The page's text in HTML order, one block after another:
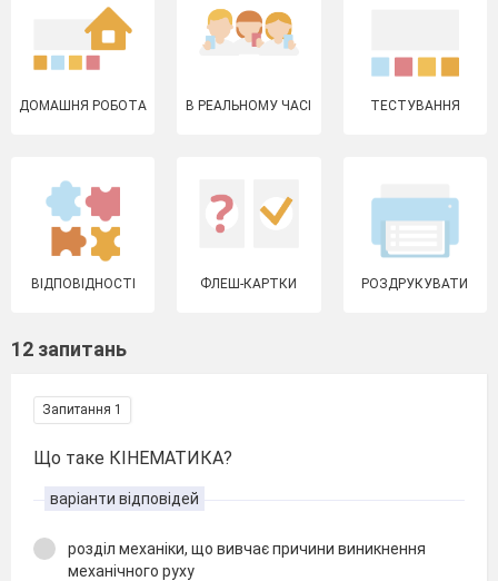
ДОМАШНЯ РОБОТА В РЕАЛЬНОМУ ЧАСІ ТЕСТУВАННЯ
ВІДПОВІДНОСТІ ФЛЕШ-КАРТКИ РОЗДРУКУВАТИ
12 запитань
Запитання 1
Що таке КІНЕМАТИКА?
варіанти відповідей
розділ механіки, що вивчає причини виникнення
механічного руху